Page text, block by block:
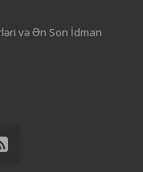
və Ən Son İdman